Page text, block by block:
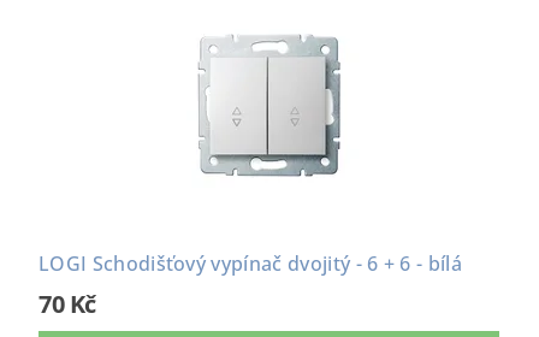
LOGI Schodišťový vypínač dvojitý - 6 + 6 - bílá
70 Kč